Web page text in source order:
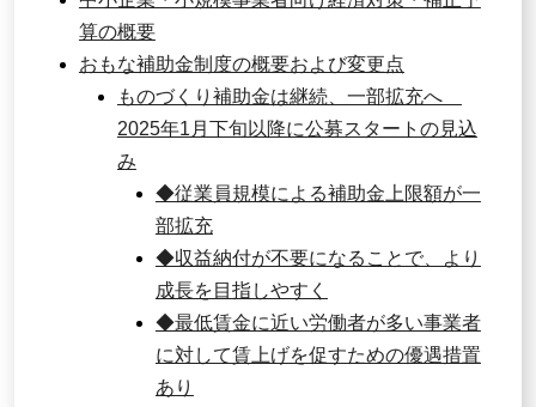
算の概要
おもな補助金制度の概要および変更点
ものづくり補助金は継続、一部拡充へ
2025年1月下旬以降に公募スタートの見込
み
◆従業員規模による補助金上限額が一
部拡充
◆収益納付が不要になることで、より
成長を目指しやすく
◆最低賃金に近い労働者が多い事業者
に対して賃上げを促すための優遇措置
あり